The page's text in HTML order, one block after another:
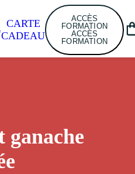
CARTE
CADEAU
ACCÈS
FORMATION
ACCÈS
FORMATION
ganache